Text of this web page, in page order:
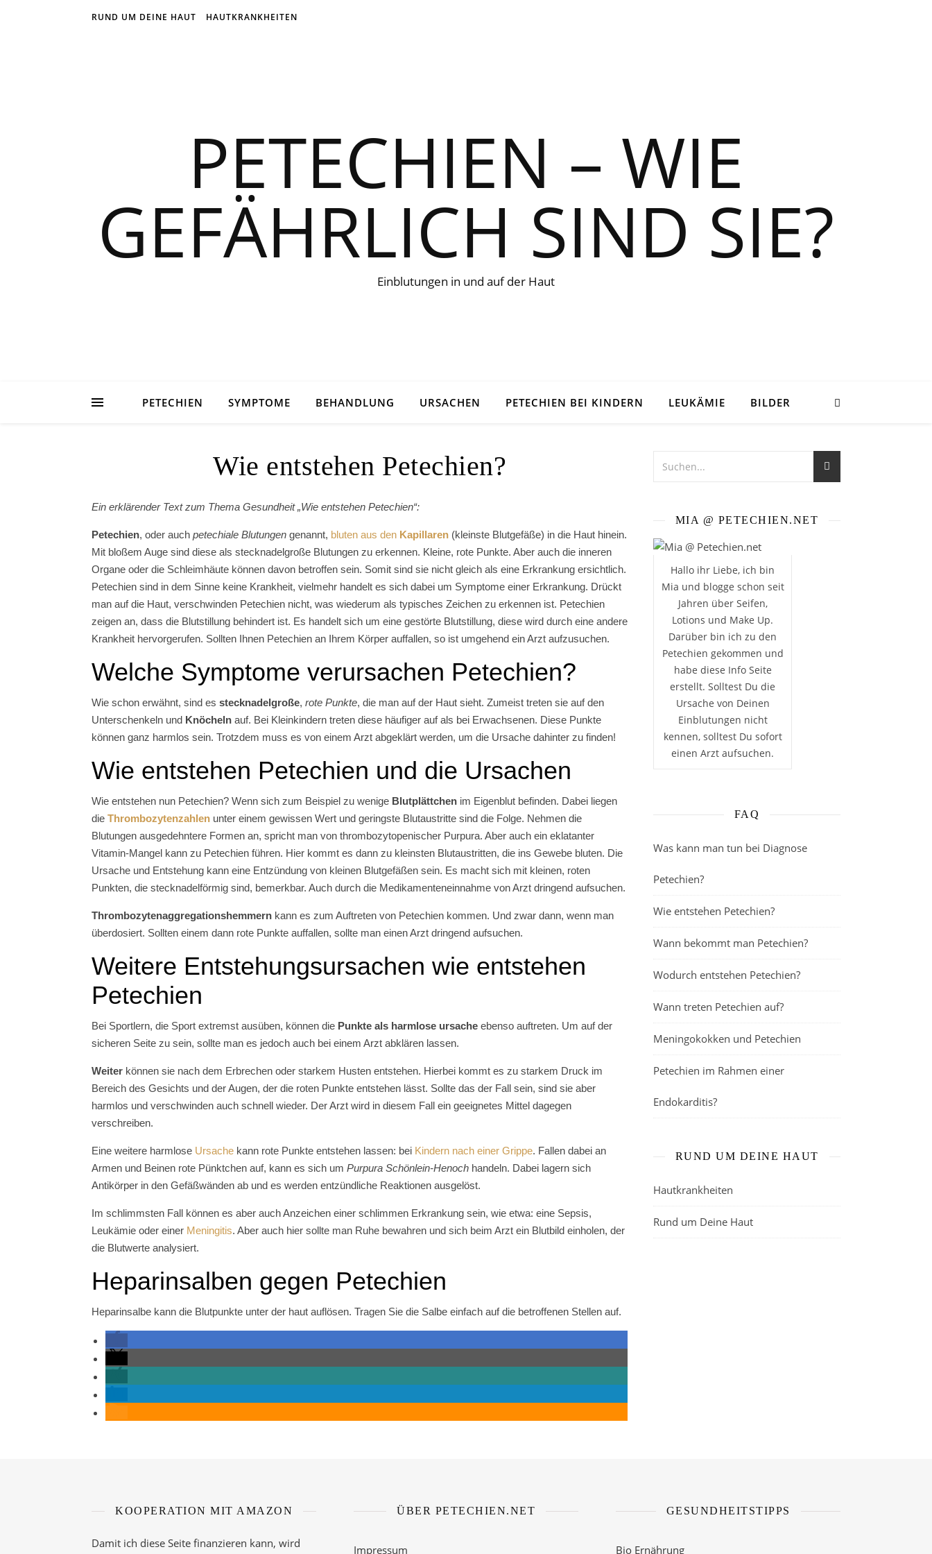
RUND UM DEINE HAUT HAUTKRANKHEITEN
PETECHIEN – WIE
GEFÄHRLICH SIND SIE?
Einblutungen in und auf der Haut
PETECHIEN SYMPTOME BEHANDLUNG URSACHEN PETECHIEN BEI KINDERN LEUKÄMIE BILDER
Wie entstehen Petechien?
Ein erklärender Text zum Thema Gesundheit „Wie entstehen Petechien“:
Petechien, oder auch petechiale Blutungen genannt, bluten aus den Kapillaren (kleinste Blutgefäße) in die Haut hinein.
Mit bloßem Auge sind diese als stecknadelgroße Blutungen zu erkennen. Kleine, rote Punkte. Aber auch die inneren
Organe oder die Schleimhäute können davon betroffen sein. Somit sind sie nicht gleich als eine Erkrankung ersichtlich.
Petechien sind in dem Sinne keine Krankheit, vielmehr handelt es sich dabei um Symptome einer Erkrankung. Drückt
man auf die Haut, verschwinden Petechien nicht, was wiederum als typisches Zeichen zu erkennen ist. Petechien
zeigen an, dass die Blutstillung behindert ist. Es handelt sich um eine gestörte Blutstillung, diese wird durch eine andere
Krankheit hervorgerufen. Sollten Ihnen Petechien an Ihrem Körper auffallen, so ist umgehend ein Arzt aufzusuchen.
Welche Symptome verursachen Petechien?
Wie schon erwähnt, sind es stecknadelgroße, rote Punkte, die man auf der Haut sieht. Zumeist treten sie auf den
Unterschenkeln und Knöcheln auf. Bei Kleinkindern treten diese häufiger auf als bei Erwachsenen. Diese Punkte
können ganz harmlos sein. Trotzdem muss es von einem Arzt abgeklärt werden, um die Ursache dahinter zu finden!
Wie entstehen Petechien und die Ursachen
Wie entstehen nun Petechien? Wenn sich zum Beispiel zu wenige Blutplättchen im Eigenblut befinden. Dabei liegen
die Thrombozytenzahlen unter einem gewissen Wert und geringste Blutaustritte sind die Folge. Nehmen die
Blutungen ausgedehntere Formen an, spricht man von thrombozytopenischer Purpura. Aber auch ein eklatanter
Vitamin-Mangel kann zu Petechien führen. Hier kommt es dann zu kleinsten Blutaustritten, die ins Gewebe bluten. Die
Ursache und Entstehung kann eine Entzündung von kleinen Blutgefäßen sein. Es macht sich mit kleinen, roten
Punkten, die stecknadelförmig sind, bemerkbar. Auch durch die Medikamenteneinnahme von Arzt dringend aufsuchen.
Thrombozytenaggregationshemmern kann es zum Auftreten von Petechien kommen. Und zwar dann, wenn man
überdosiert. Sollten einem dann rote Punkte auffallen, sollte man einen Arzt dringend aufsuchen.
Weitere Entstehungsursachen wie entstehen
Petechien
Bei Sportlern, die Sport extremst ausüben, können die Punkte als harmlose ursache ebenso auftreten. Um auf der
sicheren Seite zu sein, sollte man es jedoch auch bei einem Arzt abklären lassen.
Weiter können sie nach dem Erbrechen oder starkem Husten entstehen. Hierbei kommt es zu starkem Druck im
Bereich des Gesichts und der Augen, der die roten Punkte entstehen lässt. Sollte das der Fall sein, sind sie aber
harmlos und verschwinden auch schnell wieder. Der Arzt wird in diesem Fall ein geeignetes Mittel dagegen
verschreiben.
Eine weitere harmlose Ursache kann rote Punkte entstehen lassen: bei Kindern nach einer Grippe. Fallen dabei an
Armen und Beinen rote Pünktchen auf, kann es sich um Purpura Schönlein-Henoch handeln. Dabei lagern sich
Antikörper in den Gefäßwänden ab und es werden entzündliche Reaktionen ausgelöst.
Im schlimmsten Fall können es aber auch Anzeichen einer schlimmen Erkrankung sein, wie etwa: eine Sepsis,
Leukämie oder einer Meningitis. Aber auch hier sollte man Ruhe bewahren und sich beim Arzt ein Blutbild einholen, der
die Blutwerte analysiert.
Heparinsalben gegen Petechien
Heparinsalbe kann die Blutpunkte unter der haut auflösen. Tragen Sie die Salbe einfach auf die betroffenen Stellen auf.
MIA @ PETECHIEN.NET
Hallo ihr Liebe, ich bin
Mia und blogge schon seit
Jahren über Seifen,
Lotions und Make Up.
Darüber bin ich zu den
Petechien gekommen und
habe diese Info Seite
erstellt. Solltest Du die
Ursache von Deinen
Einblutungen nicht
kennen, solltest Du sofort
einen Arzt aufsuchen.
FAQ
Was kann man tun bei Diagnose
Petechien?
Wie entstehen Petechien?
Wann bekommt man Petechien?
Wodurch entstehen Petechien?
Wann treten Petechien auf?
Meningokokken und Petechien
Petechien im Rahmen einer
Endokarditis?
RUND UM DEINE HAUT
Hautkrankheiten
Rund um Deine Haut
KOOPERATION MIT AMAZON
Damit ich diese Seite finanzieren kann, wird
ÜBER PETECHIEN.NET
Impressum
GESUNDHEITSTIPPS
Bio Ernährung